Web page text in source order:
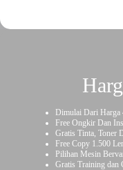
Dimulai Dari Harga
Free Ongkir Dan
Gratis Tinta, Toner
Free Copy 1.500
Pilihan Mesin
Gratis Training dan